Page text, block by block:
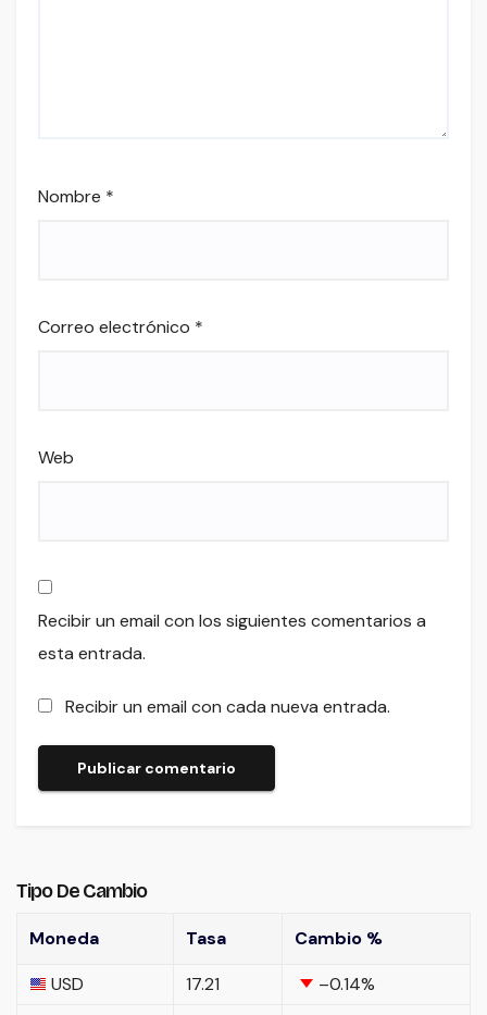
Nombre *
Correo electrónico *
Web
Recibir un email con los siguientes comentarios a
esta entrada.
Recibir un email con cada nueva entrada.
Tipo De Cambio
Moneda Tasa
Cambio %
USD
17.21 –0.14%